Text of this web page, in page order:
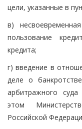
цели, указанные в
в)
пользование
кредита;
г) введение в
деле о
арбитражного
этом
Российской